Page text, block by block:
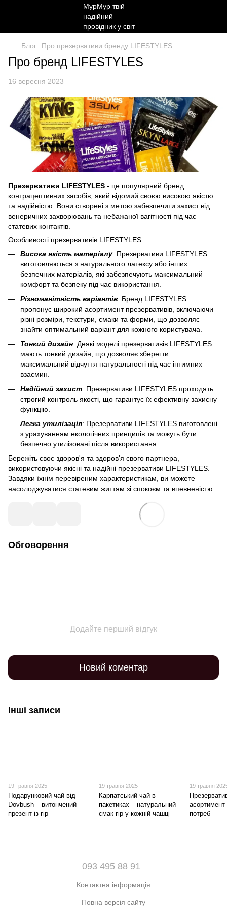
Блог Про презервативи бренду LIFESTYLES
Про бренд LIFESTYLES
16 вересня 2023
Презервативи LIFESTYLES - це популярний бренд
контрацептивних засобів, який відомий своєю високою якістю
та надійністю. Вони створені з метою забезпечити захист від
венеричних захворювань та небажаної вагітності під час
статевих контактів.
Особливості презервативів LIFESTYLES:
Висока якість матеріалу: Презервативи LIFESTYLES
виготовляються з натурального латексу або інших
безпечних матеріалів, які забезпечують максимальний
комфорт та безпеку під час використання.
Різноманітність варіантів: Бренд LIFESTYLES
пропонує широкий асортимент презервативів, включаючи
різні розміри, текстури, смаки та форми, що дозволяє
знайти оптимальний варіант для кожного користувача.
Тонкий дизайн: Деякі моделі презервативів LIFESTYLES
мають тонкий дизайн, що дозволяє зберегти
максимальний відчуття натуральності під час інтимних
взаємин.
Надійний захист: Презервативи LIFESTYLES проходять
строгий контроль якості, що гарантує їх ефективну захисну
функцію.
Легка утилізація: Презервативи LIFESTYLES виготовлені
з урахуванням екологічних принципів та можуть бути
безпечно утилізовані після використання.
Бережіть своє здоров'я та здоров'я свого партнера,
використовуючи якісні та надійні презервативи LIFESTYLES.
Завдяки їхнім перевіреним характеристикам, ви можете
насолоджуватися статевим життям зі спокоєм та впевненістю.
Обговорення
Додайте перший відгук
Новий коментар
Інші записи
19 травня 2025
Подарунковий чай від
Dovbush – витончений
презент із гір
19 травня 2025
Карпатський чай в
пакетиках – натуральний
смак гір у кожній чашці
19 травня
потреб
093 495 88 91
Контактна інформація
Повна версія сайту